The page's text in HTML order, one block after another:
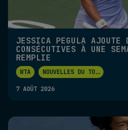
JESSICA PEGULA AJOUTE
CONSÉCUTIVES À UNE
REMPLIE
WTA NOUVELLES DU TO...
7 AOÛT 2026